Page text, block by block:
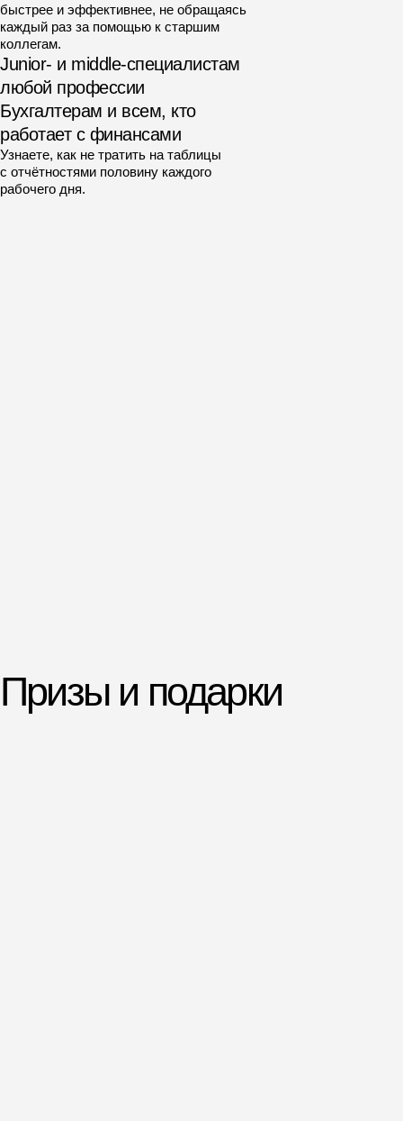
быстрее и эффективнее, не обращаясь
каждый раз за помощью к старшим
коллегам.
Junior- и middle-специалистам
любой профессии
Бухгалтерам и всем, кто
работает с финансами
Узнаете, как не тратить на таблицы
с отчётностями половину каждого
рабочего дня.
Настраивать условное
форматирование
Научитесь оформлять таблицы,